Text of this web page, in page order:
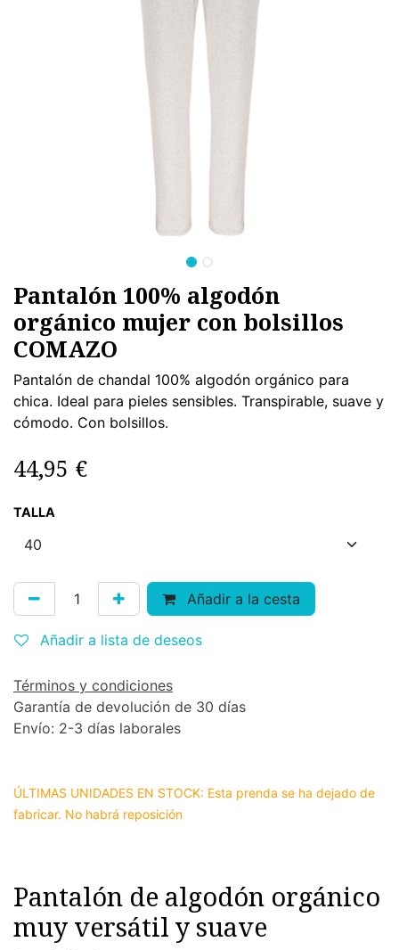
Pantalón 100% algodón
orgánico mujer con bolsillos
COMAZO
Pantalón de chandal 100% algodón orgánico para
chica. Ideal para pieles sensibles. Transpirable, suave y
cómodo. Con bolsillos.
44,95 €
TALLA
Añadir a la cesta
Añadir a lista de deseos
Términos y condiciones
Garantía de devolución de 30 días
Envío: 2-3 días laborales
ÚLTIMAS UNIDADES EN STOCK: Esta prenda se ha dejado de
fabricar. No habrá reposición
Pantalón de algodón orgánico
muy versátil y suave